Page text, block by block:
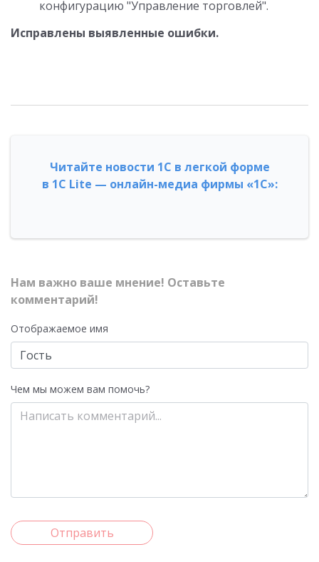
конфигурацию "Управление торговлей".
Исправлены выявленные ошибки.
Читайте новости 1С в легкой форме
в 1С Lite — онлайн-медиа фирмы «1С»:
Нам важно ваше мнение! Оставьте
комментарий!
Отображаемое имя
Чем мы можем вам помочь?
Отправить